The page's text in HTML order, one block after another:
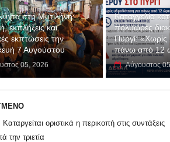
στη Μυτιλήνη:
εκπλήξεις και
εκπτώσεις την
7 Αυγούστου
05, 2026
Καταγγελία
πολύωρες
Πυργί: «Χωρίς
πάνω από 12
Αύγουστος
οριστικά η περικοπή στις συντάξεις
την τριετία